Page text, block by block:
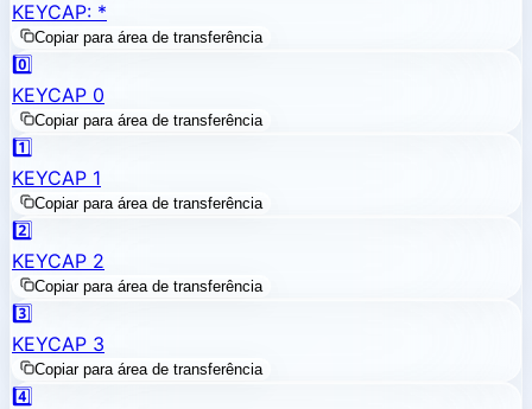
KEYCAP: *
Copiar para área de transferência
0️⃣
KEYCAP 0
Copiar para área de transferência
1️⃣
KEYCAP 1
Copiar para área de transferência
2️⃣
KEYCAP 2
Copiar para área de transferência
3️⃣
KEYCAP 3
Copiar para área de transferência
4️⃣